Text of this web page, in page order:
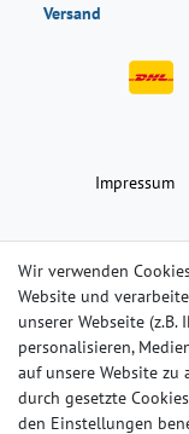
Versand
Impressum
Wir verwenden
Website und
unserer Webseite (z.B.
personalisieren,
auf unsere Website
durch gesetzte
den Einstellungen
© Copyright
Widerrufs­recht